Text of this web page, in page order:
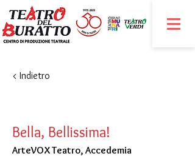
< Indietro
Bella, Bellissima!
ArteVOX Teatro, Accedemia